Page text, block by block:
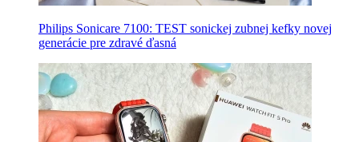
Philips Sonicare 7100: TEST sonickej zubnej kefky novej
generácie pre zdravé ďasná